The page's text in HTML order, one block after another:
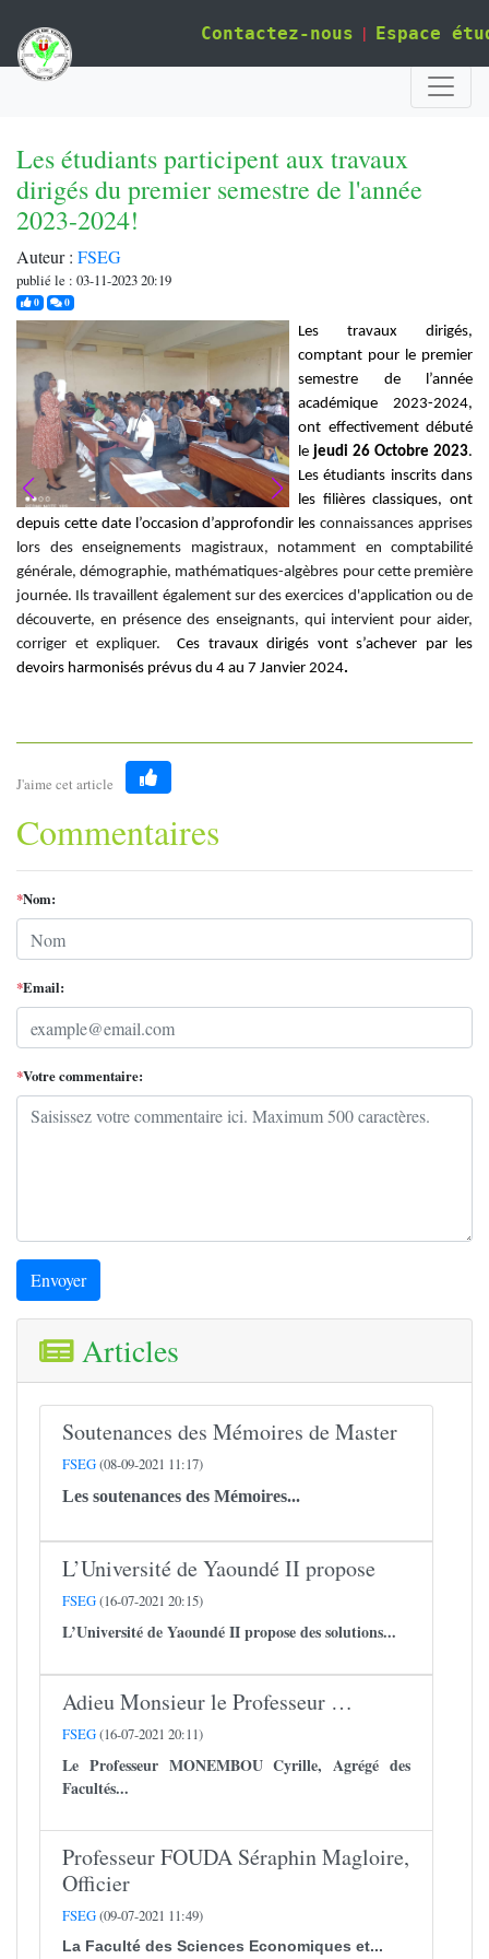
Contactez-nous | Espace
Les étudiants participent aux travaux
dirigés du premier semestre de l'année
2023-2024!
Auteur : FSEG
publié le : 03-11-2023 20:19
0j'aime0commentaires
Les travaux dirigés,
comptant pour le premier
semestre de l’année
académique 2023-2024,
ont effectivement débuté
le jeudi 26 Octobre 2023.
Les étudiants inscrits dans
les filières classiques, ont
depuis cette date l’occasion d’approfondir lesconnaissances apprises
lors des enseignements magistraux, notamment en comptabilité
générale, démographie, mathématiques-algèbres pour cette première
journée. Ils travaillent également sur des exercices d'application ou de
découverte, en présence des enseignants, qui intervient pour aider,
corriger et expliquer.
Ces travaux dirigés vont s’achever par les
devoirs harmonisés prévus du 4 au 7 Janvier 2024.
J'aime cet article
Like
Commentaires
*Nom:
*Email:
*Votre commentaire:
Envoyer
Articles
Soutenances des Mémoires de Master
FSEG(08-09-2021 11:17)
Les soutenances des Mémoires...
L’Université de Yaoundé II propose
FSEG(16-07-2021 20:15)
L’Université de Yaoundé II propose des solutions...
Adieu Monsieur le Professeur …
FSEG(16-07-2021 20:11)
Le Professeur MONEMBOU Cyrille, Agrégé des
Facultés...
Professeur FOUDA Séraphin Magloire,
Officier
FSEG(09-07-2021 11:49)
La Faculté des Sciences Economiques et...